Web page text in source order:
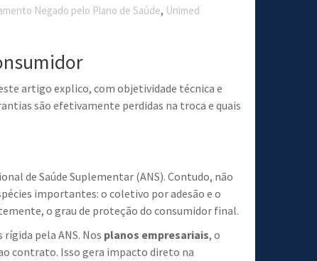
Negado pelo Plano de Saúde, Unimed
artigo explico, com objetividade técnica e
são efetivamente perdidas na troca e quais
de Saúde Suplementar (ANS). Contudo, não
importantes: o coletivo por adesão e o
o grau de proteção do consumidor final.
pela ANS. Nos planos empresariais, o
contrato. Isso gera impacto direto na